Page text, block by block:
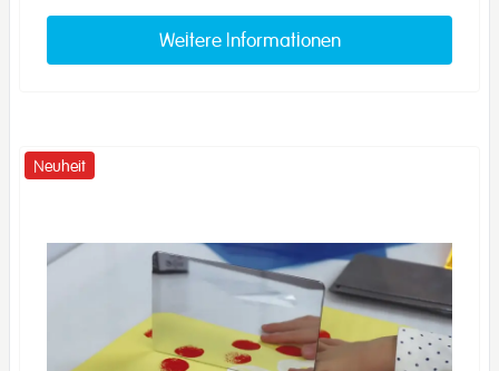
Weitere Informationen
Neuheit